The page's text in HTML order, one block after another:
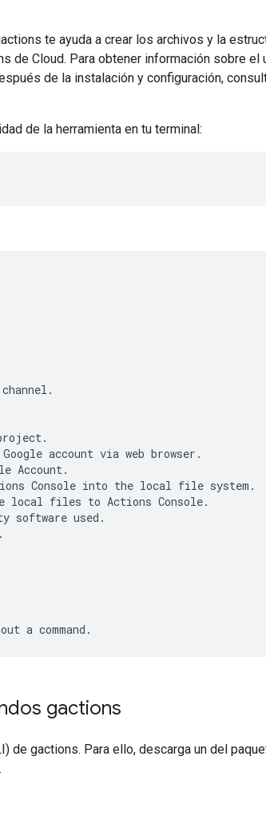
te ayuda a crear los archivos y la
de Cloud. Para obtener información sobre el
de la instalación y configuración,
de la herramienta en tu terminal:
account via web browser.
Account.
Console into the local file system.
local files to Actions Console.
software used.
gactions
de gactions. Para ello, descarga un del